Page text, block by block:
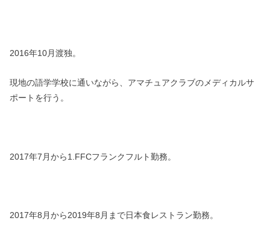
2016年10月渡独。
現地の語学学校に通いながら、アマチュアクラブのメディカルサ
ポートを行う。
2017年7月から1.FFCフランクフルト勤務。
2017年8月から2019年8月まで日本食レストラン勤務。